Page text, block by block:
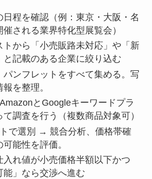
日程を確認（例：東京・大阪・名
される業界特化型展覧会）
トから「小売販路未対応」や「新
と記載のある企業に絞り込む
パンフレットをすべて集める。写
を整理。
とGoogleキーワードプラ
調査を行う（複数商品対象可）
で選別 → 競合分析、価格帯確
能性を評価。
入れ値が小売価格半額以下かつ
能」なら交渉へ進む